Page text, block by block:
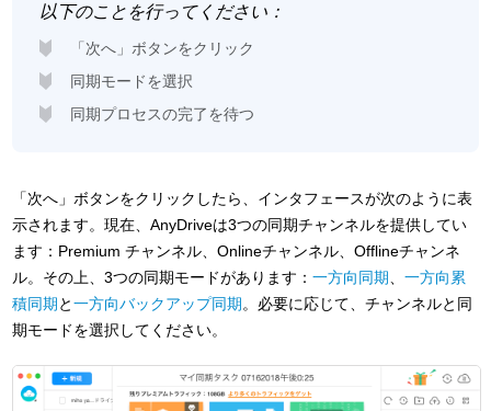
以下のことを行ってください：
「次へ」ボタンをクリック
同期モードを選択
同期プロセスの完了を待つ
「次へ」ボタンをクリックしたら、インタフェースが次のように表
示されます。現在、AnyDriveは3つの同期チャンネルを提供してい
ます：Premium チャンネル、Onlineチャンネル、Offlineチャンネ
ル。その上、3つの同期モードがあります：一方向同期 、一方向累
積同期と一方向バックアップ同期。必要に応じて、チャンネルと同
期モードを選択してください。